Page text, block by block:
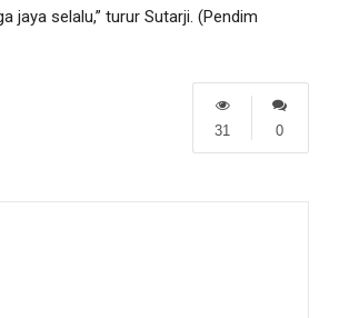
jaya selalu,” turur Sutarji. (Pendim
0
31